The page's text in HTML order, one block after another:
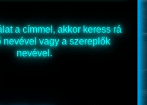
a címmel, akkor keress rá
nevével vagy a szereplők
nevével.